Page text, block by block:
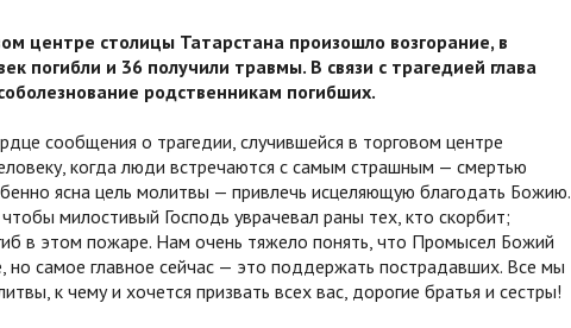
центре столицы Татарстана произошло возгорание, в
погибли и 36 получили травмы. В связи с трагедией глава
родственникам погибших.
сообщения о трагедии, случившейся в торговом центре
когда люди встречаются с самым страшным — смертью
ясна цель молитвы — привлечь исцеляющую благодать Божию.
милостивый Господь уврачевал раны тех, кто скорбит;
в этом пожаре. Нам очень тяжело понять, что Промысел Божий
но самое главное сейчас — это поддержать пострадавших. Все мы
к чему и хочется призвать всех вас, дорогие братья и сестры!